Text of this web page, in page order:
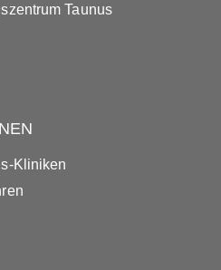
Taunus
Kliniken